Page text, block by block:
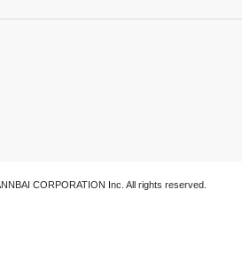
CORPORATION Inc. All rights reserved.